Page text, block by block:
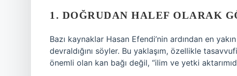
1. DOĞRUDAN HALEF OLARAK
Bazı kaynaklar Hasan Efendi’nin ardından en
devraldığını söyler. Bu yaklaşım, özellikle
önemli olan kan bağı değil, “ilim ve yetki